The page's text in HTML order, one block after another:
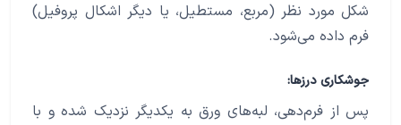
شکل مورد نظر (مربع، مستطیل، یا دیگر اشکال پروفیل)
فرم داده می‌شود.
جوشکاری درزها:
پس از فرم‌دهی، لبه‌های ورق به یکدیگر نزدیک شده و با